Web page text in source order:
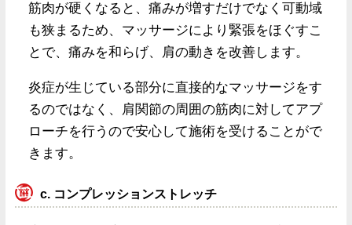
筋肉が硬くなると、痛みが増すだけでなく可動域
も狭まるため、マッサージにより緊張をほぐすこ
とで、痛みを和らげ、肩の動きを改善します。
炎症が生じている部分に直接的なマッサージをす
るのではなく、肩関節の周囲の筋肉に対してアプ
ローチを行うので安心して施術を受けることがで
きます。
c. コンプレッションストレッチ